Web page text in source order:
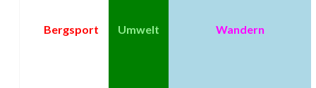
Bergsport Umwelt Wandern